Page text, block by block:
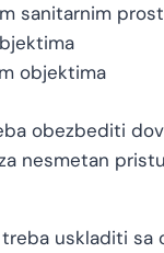
sanitarnim
objektima
obezbediti
nesmetan
uskladiti sa